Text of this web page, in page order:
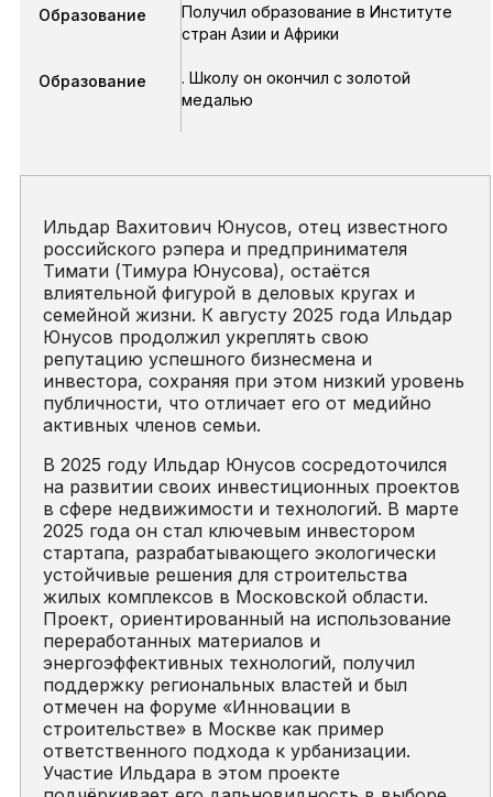
Образование
Получил образование в Институте
стран Азии и Африки
Образование
. Школу он окончил с золотой
медалью
Ильдар Вахитович Юнусов, отец известного
российского рэпера и предпринимателя
Тимати (Тимура Юнусова), остаётся
влиятельной фигурой в деловых кругах и
семейной жизни. К августу 2025 года Ильдар
Юнусов продолжил укреплять свою
репутацию успешного бизнесмена и
инвестора, сохраняя при этом низкий уровень
публичности, что отличает его от медийно
активных членов семьи.
В 2025 году Ильдар Юнусов сосредоточился
на развитии своих инвестиционных проектов
в сфере недвижимости и технологий. В марте
2025 года он стал ключевым инвестором
стартапа, разрабатывающего экологически
устойчивые решения для строительства
жилых комплексов в Московской области.
Проект, ориентированный на использование
переработанных материалов и
энергоэффективных технологий, получил
поддержку региональных властей и был
отмечен на форуме «Инновации в
строительстве» в Москве как пример
ответственного подхода к урбанизации.
Участие Ильдара в этом проекте